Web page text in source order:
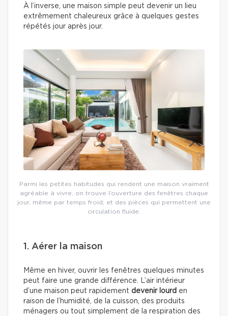
À l’inverse, une maison simple peut devenir un lieu
extrêmement chaleureux grâce à quelques gestes
répétés jour après jour.
Parmi les petites habitudes qui rendent une maison vraiment
agréable à vivre, on trouve l’ouverture des fenêtres chaque
jour, même par temps froid, et des pièces qui permettent une
circulation fluide.
1. Aérer la maison
Même en hiver, ouvrir les fenêtres quelques minutes
peut faire une grande différence. L’air intérieur
d’une maison peut rapidement devenir lourd en
raison de l’humidité, de la cuisson, des produits
ménagers ou tout simplement de la respiration des